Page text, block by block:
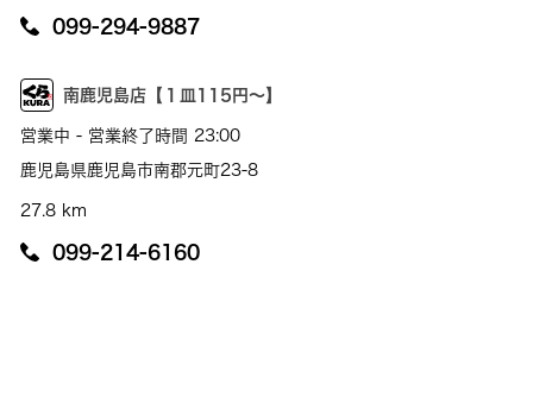
099-294-9887
南鹿児島店【１皿115円～】
営業中 - 営業終了時間 23:00
鹿児島県鹿児島市南郡元町23-8
27.8 km
099-214-6160